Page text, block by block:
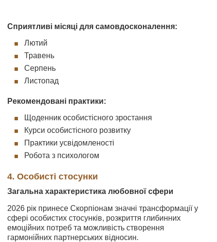
Сприятливі місяці для самовдосконалення:
Лютий
Травень
Серпень
Листопад
Рекомендовані практики:
Щоденник особистісного зростання
Курси особистісного розвитку
Практики усвідомленості
Робота з психологом
4. Особисті стосунки
Загальна характеристика любовної сфери
2026 рік принесе Скорпіонам значні трансформації у
сфері особистих стосунків, розкриття глибинних
емоційних потреб та можливість створення
гармонійних партнерських відносин.